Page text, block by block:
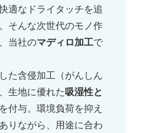
適なドライタッチを追
んな次世代のモノ作
当社のマディロ加工で
た含侵加工（がんしん
生地に優れた吸湿性と
を付与。環境負荷を抑え
りながら、用途に合わ